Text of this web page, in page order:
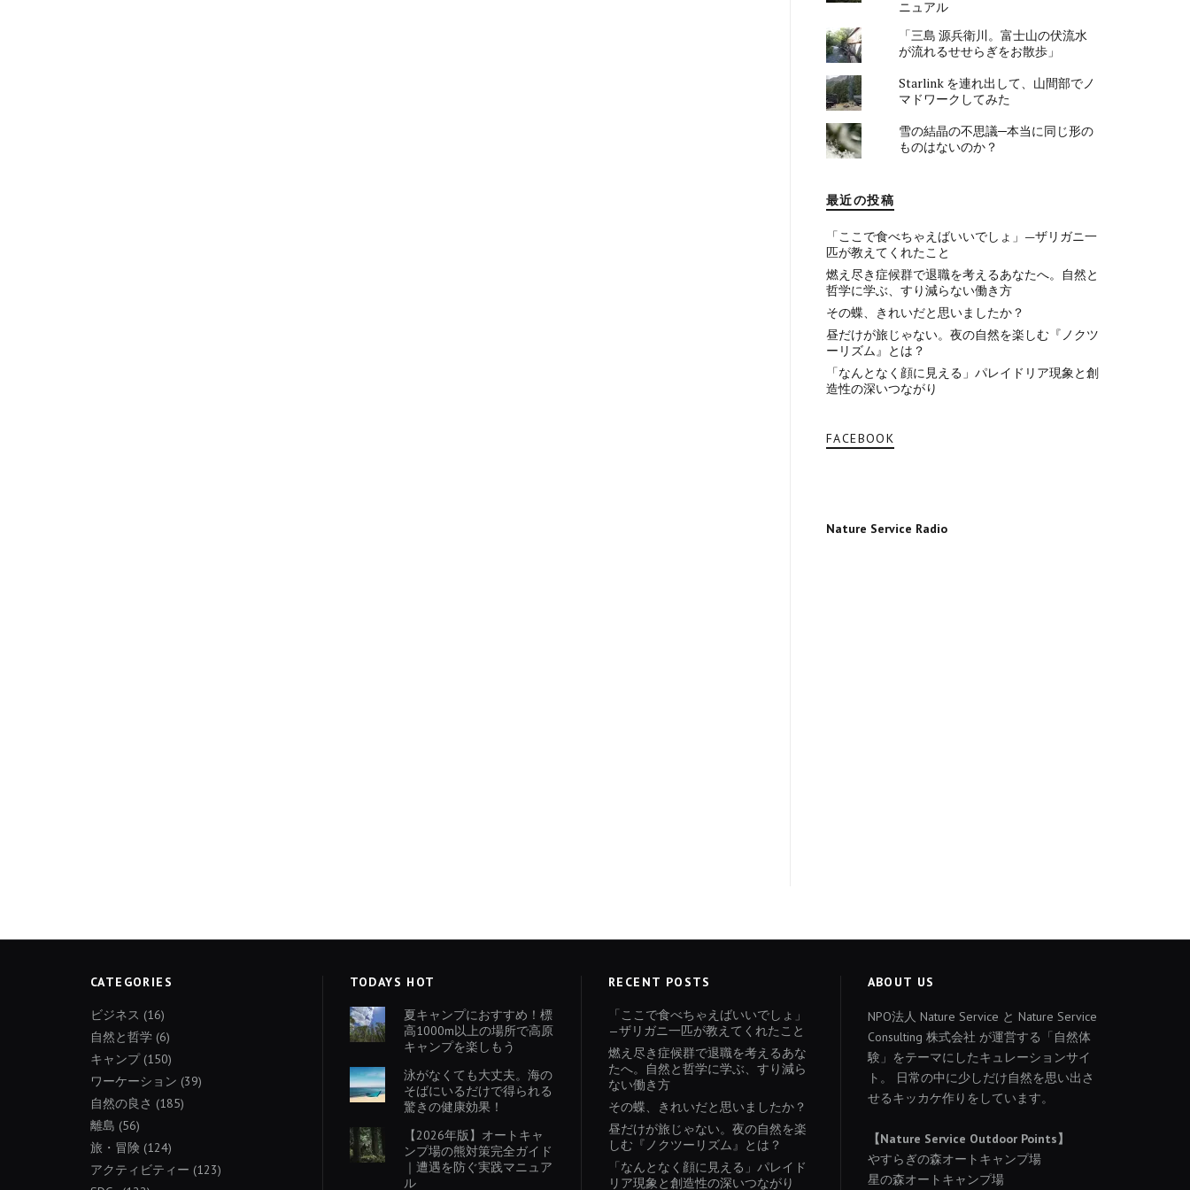
ニュアル
「三島 源兵衛川。富士山の伏流水
が流れるせせらぎをお散歩」
Starlink を連れ出して、山間部でノ
マドワークしてみた
雪の結晶の不思議─本当に同じ形の
ものはないのか？
最近の投稿
「ここで食べちゃえばいいでしょ」—ザリガニ一
匹が教えてくれたこと
燃え尽き症候群で退職を考えるあなたへ。自然と
哲学に学ぶ、すり減らない働き方
その蝶、きれいだと思いましたか？
昼だけが旅じゃない。夜の自然を楽しむ『ノクツ
ーリズム』とは？
「なんとなく顔に見える」パレイドリア現象と創
造性の深いつながり
FACEBOOK
Nature Service Radio
CATEGORIES
ビジネス (16)
自然と哲学 (6)
キャンプ(150)
ワーケーション (39)
自然の良さ (185)
離島 (56)
旅・冒険 (124)
アクティビティー (123)
TODAYS HOT
夏キャンプにおすすめ！標
高1000m以上の場所で高原
キャンプを楽しもう
泳がなくても大丈夫。海の
そばにいるだけで得られる
驚きの健康効果！
【2026年版】オートキャ
ンプ場の熊対策完全ガイド
｜遭遇を防ぐ実践マニュア
ル
RECENT POSTS
「ここで食べちゃえばいいでしょ」
—ザリガニ一匹が教えてくれたこと
燃え尽き症候群で退職を考えるあな
たへ。自然と哲学に学ぶ、すり減ら
ない働き方
その蝶、きれいだと思いましたか？
昼だけが旅じゃない。夜の自然を楽
しむ『ノクツーリズム』とは？
「なんとなく顔に見える」パレイド
リア現象と創造性の深いつながり
ABOUT US
NPO法人 Nature Service と Nature Service
Consulting 株式会社 が運営する「自然体
験」をテーマにしたキュレーションサイ
ト。 日常の中に少しだけ自然を思い出さ
せるキッカケ作りをしています。
【Nature Service Outdoor Points】
やすらぎの森オートキャンプ場
星の森オートキャンプ場